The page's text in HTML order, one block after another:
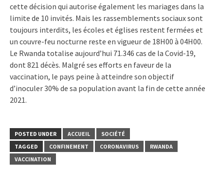
cette décision qui autorise également les mariages dans la
limite de 10 invités. Mais les rassemblements sociaux sont
toujours interdits, les écoles et églises restent fermées et
un couvre-feu nocturne reste en vigueur de 18H00 à 04H00.
Le Rwanda totalise aujourd’hui 71.346 cas de la Covid-19,
dont 821 décès. Malgré ses efforts en faveur de la
vaccination, le pays peine à atteindre son objectif
d’inoculer 30% de sa population avant la fin de cette année
2021.
POSTED UNDER ACCUEIL
SOCIÉTÉ
TAGGED
CONFINEMENT CORONAVIRUS
RWANDA
VACCINATION